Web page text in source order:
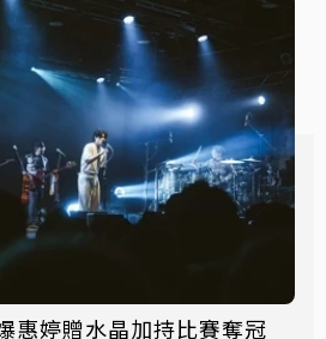
惠婷贈水晶加持比賽奪冠